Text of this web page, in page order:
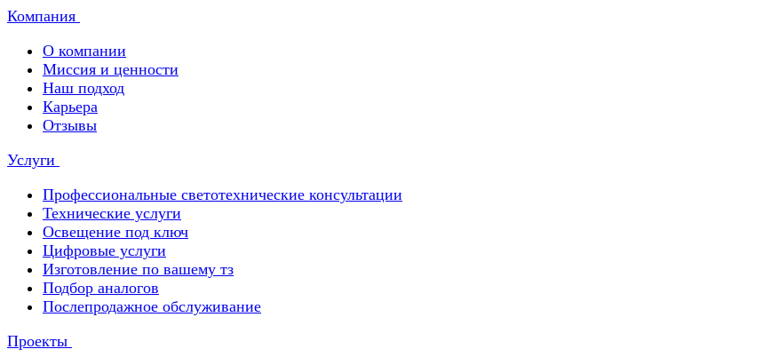
Компания
О компании
Миссия и ценности
Наш подход
Карьера
Отзывы
Услуги
Профессиональные светотехнические консультации
Технические услуги
Освещение под ключ
Цифровые услуги
Изготовление по вашему тз
Подбор аналогов
Послепродажное обслуживание
Проекты